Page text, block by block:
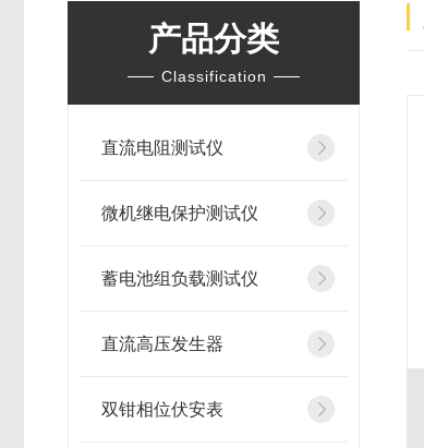
产品分类
Classification
直流电阻测试仪
微机继电保护测试仪
蓄电池组负载测试仪
直流高压发生器
双钳相位伏安表